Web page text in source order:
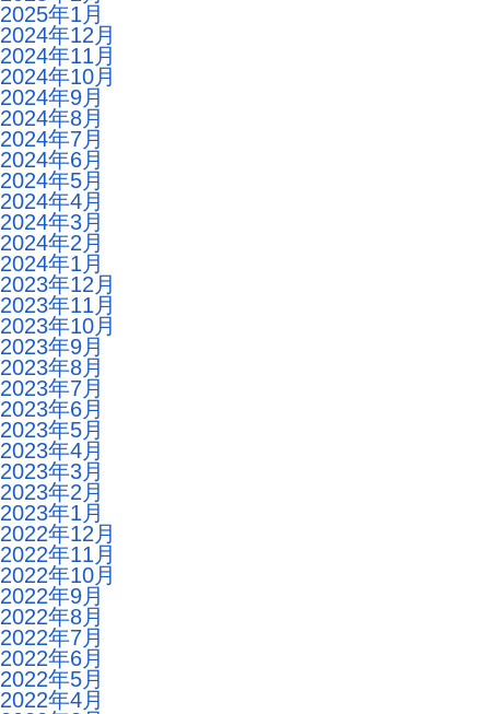
2025年1月
2024年12月
2024年11月
2024年10月
2024年9月
2024年8月
2024年7月
2024年6月
2024年5月
2024年4月
2024年3月
2024年2月
2024年1月
2023年12月
2023年11月
2023年10月
2023年9月
2023年8月
2023年7月
2023年6月
2023年5月
2023年4月
2023年3月
2023年2月
2023年1月
2022年12月
2022年11月
2022年10月
2022年9月
2022年8月
2022年7月
2022年6月
2022年5月
2022年4月